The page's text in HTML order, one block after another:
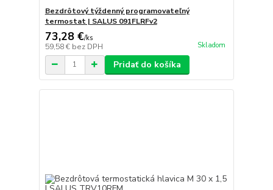
Bezdrôtový týždenný programovateľný
termostat | SALUS 091FLRFv2
73,28 €/ks
59,58 € bez DPH Skladom
Pridať do košíka